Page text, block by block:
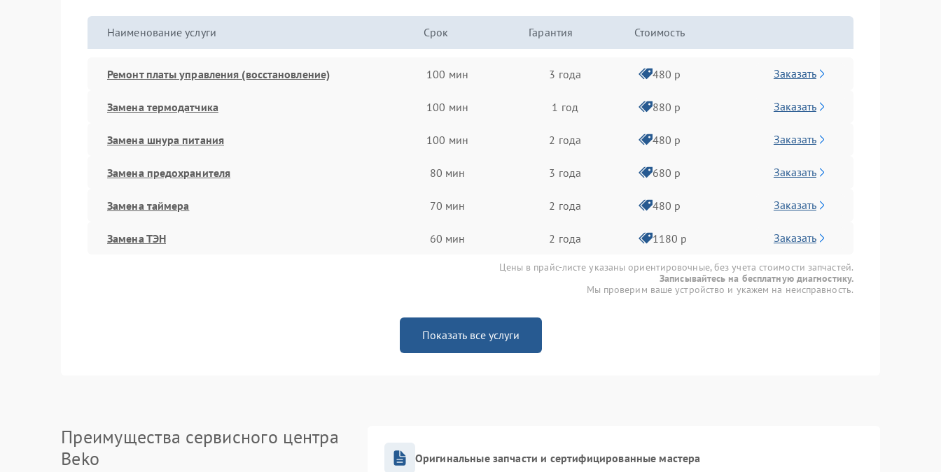
Наименование услуги Срок Гарантия Стоимость
Ремонт платы управления (восстановление) 100 мин 3 года 480 р Заказать
Замена термодатчика 100 мин 1 год 880 р Заказать
Замена шнура питания 100 мин 2 года 480 р Заказать
Замена предохранителя 80 мин 3 года 680 р Заказать
Замена таймера 70 мин 2 года 480 р Заказать
Замена ТЭН 60 мин 2 года 1180 р Заказать
Цены в прайс-листе указаны ориентировочные, без учета стоимости запчастей.
Записывайтесь на бесплатную диагностику.
Мы проверим ваше устройство и укажем на неисправность.
Показать все услуги
Преимущества сервисного центра
Beko
Оригинальные запчасти и сертифицированные мастера